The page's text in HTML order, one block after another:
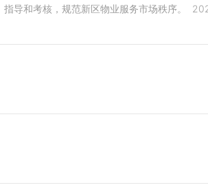
导和考核，规范新区物业服务市场秩序。